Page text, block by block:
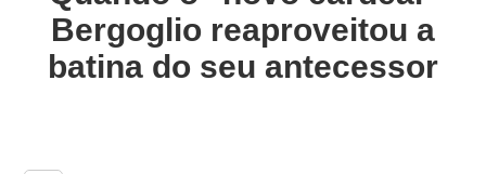
Bergoglio reaproveitou a
batina do seu antecessor